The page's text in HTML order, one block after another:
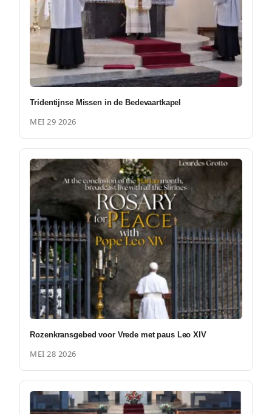
Tridentijnse Missen in de Bedevaartkapel
MEI 29 2026
Rozenkransgebed voor Vrede met paus Leo XIV
MEI 28 2026